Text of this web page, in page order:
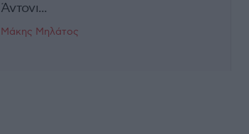
Άντονι...
Μάκης Μηλάτος